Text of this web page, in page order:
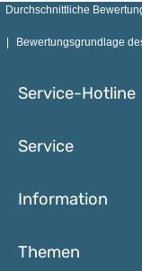
Alphabets in einer
verschluckbarer
geeignet.
Durchschnittliche
Bewertungsgrundlage
Service-Hotline
Service
Information
Themen